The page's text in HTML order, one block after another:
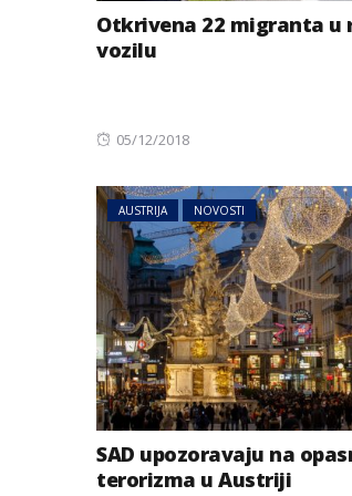
Otkrivena 22 migranta u
vozilu
Posted
05/12/2018
AUSTRIJA NOVOSTI
SAD upozoravaju na
terorizma u Austriji